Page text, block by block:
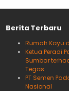
Berita Terbaru
Rumah Kayu
Ketua Peradi
Sumbar
Tegas
PT Semen
Nasional